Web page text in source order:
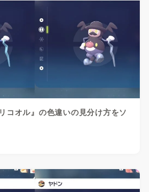
コオル』の色違いの見分け方をソ